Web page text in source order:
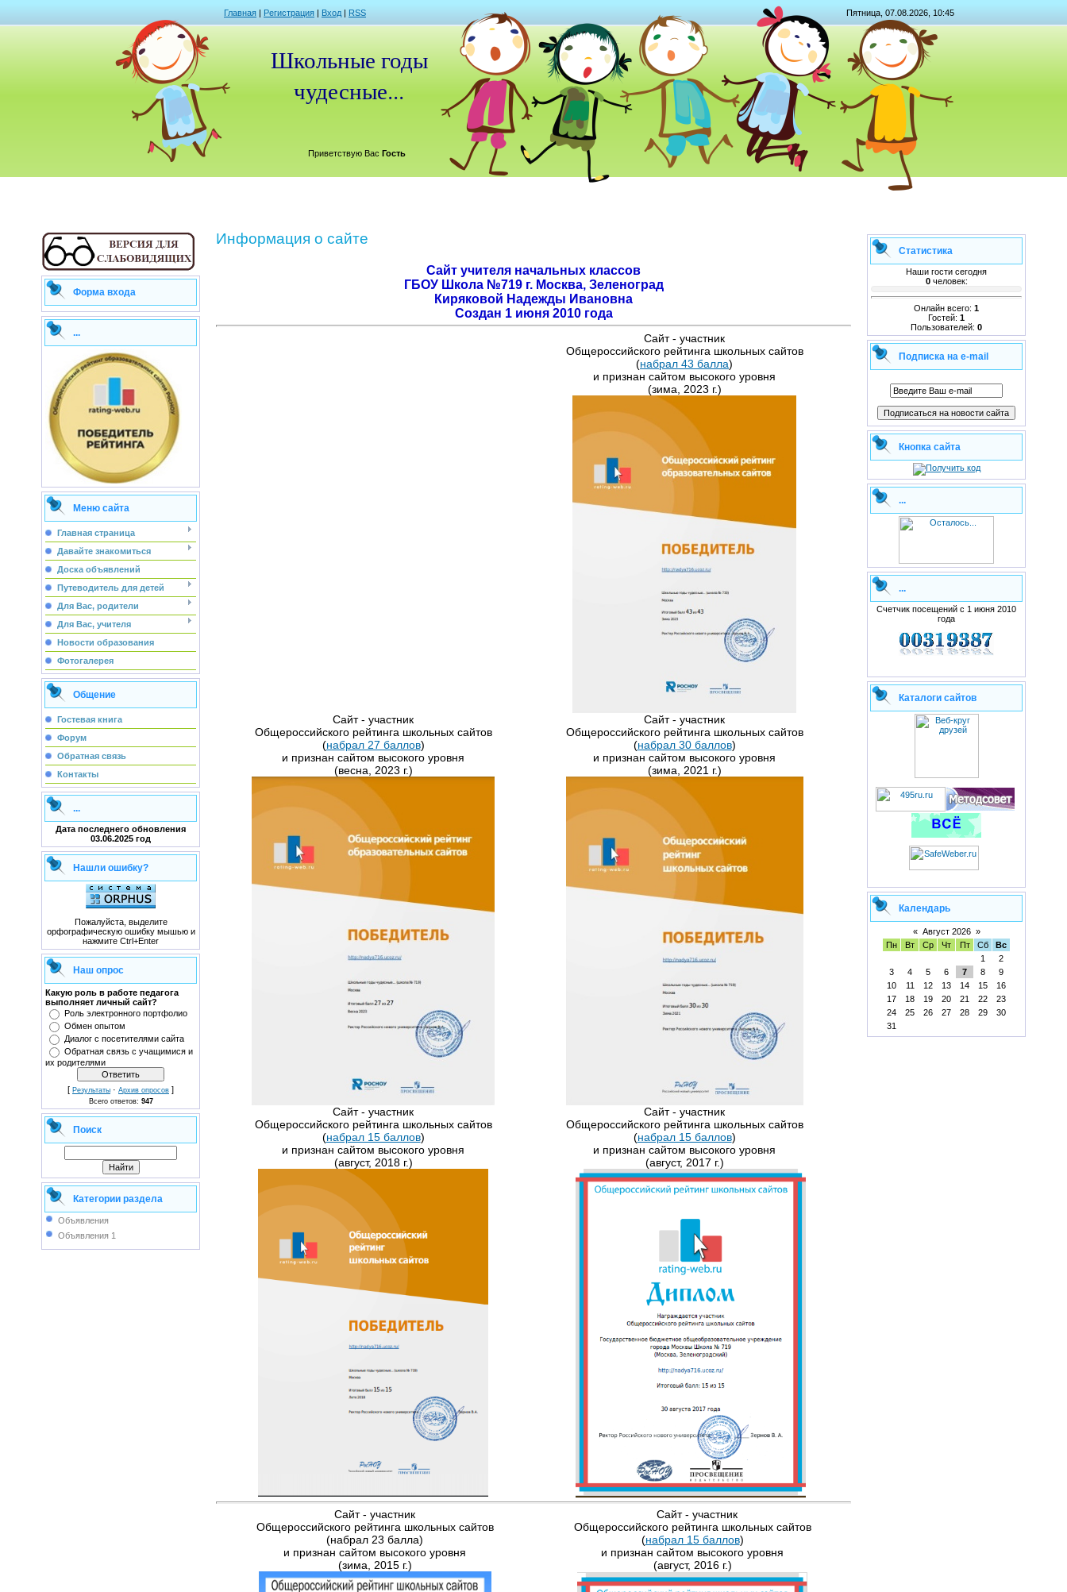
Главная | Регистрация | Вход | RSS Пятница, 07.08.2026, 10:45
Школьные годы
чудесные...
Приветствую Вас Гость
Форма входа
...
Меню сайта
Главная страница
Давайте знакомиться
Доска объявлений
Путеводитель для детей
Для Вас, родители
Для Вас, учителя
Новости образования
Фотогалерея
Общение
Гостевая книга
Форум
Обратная связь
Контакты
...
Дата последнего обновления
03.06.2025 год
Нашли ошибку?
Пожалуйста, выделите
орфографическую ошибку мышью и
нажмите Ctrl+Enter
Наш опрос
Какую роль в работе педагога
выполняет личный сайт?
Роль электронного портфолио
Обмен опытом
Диалог с посетителями сайта
Обратная связь с учащимися и
их родителями
[ Результаты · Архив опросов ]
Всего ответов: 947
Поиск
Категории раздела
Объявления
Объявления 1
Информация о сайте
Сайт учителя начальных классов
ГБОУ Школа №719 г. Москва, Зеленоград
Киряковой Надежды Ивановна
Создан 1 июня 2010 года
​Сайт - участник
Общероссийского рейтинга школьных сайтов
(набрал 43 балла)
и признан сайтом высокого уровня
(зима, 2023 г.)
​Сайт - участник
Общероссийского рейтинга школьных сайтов
(набрал 27 баллов)
и признан сайтом высокого уровня
(весна, 2023 г.)
​Сайт - участник
Общероссийского рейтинга школьных сайтов
(набрал 30 баллов)
и признан сайтом высокого уровня
(зима, 2021 г.)
​Сайт - участник
Общероссийского рейтинга школьных сайтов
(набрал 15 баллов)
и признан сайтом высокого уровня
(август, 2018 г.)
​Сайт - участник
Общероссийского рейтинга школьных сайтов
(набрал 15 баллов)
и признан сайтом высокого уровня
(август, 2017 г.)
​Сайт - участник
Общероссийского рейтинга школьных сайтов
(набрал 23 балла)
и признан сайтом высокого уровня
(зима, 2015 г.)
​Сайт - участник
Общероссийского рейтинга школьных сайтов
(набрал 15 баллов)
и признан сайтом высокого уровня
(август, 2016 г.)
Статистика
Наши гости сегодня
0 человек:
Онлайн всего: 1
Гостей: 1
Пользователей: 0
Подписка на e-mail
Кнопка сайта
...
...
Счетчик посещений с 1 июня 2010
года
Каталоги сайтов
Календарь
« Август 2026 »
Пн
Вт Ср Чт Пт Сб
Вс
1
2
3
4 5 6 7 8
9
10
11 12 13 14 15
16
17
18 19 20 21 22
23
24
25 26 27 28 29
30
31